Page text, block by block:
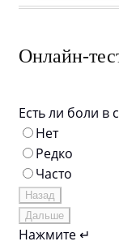
Онлайн-
Есть ли боли в
Нет
Редко
Часто
Назад
Дальше
Нажмите ↵